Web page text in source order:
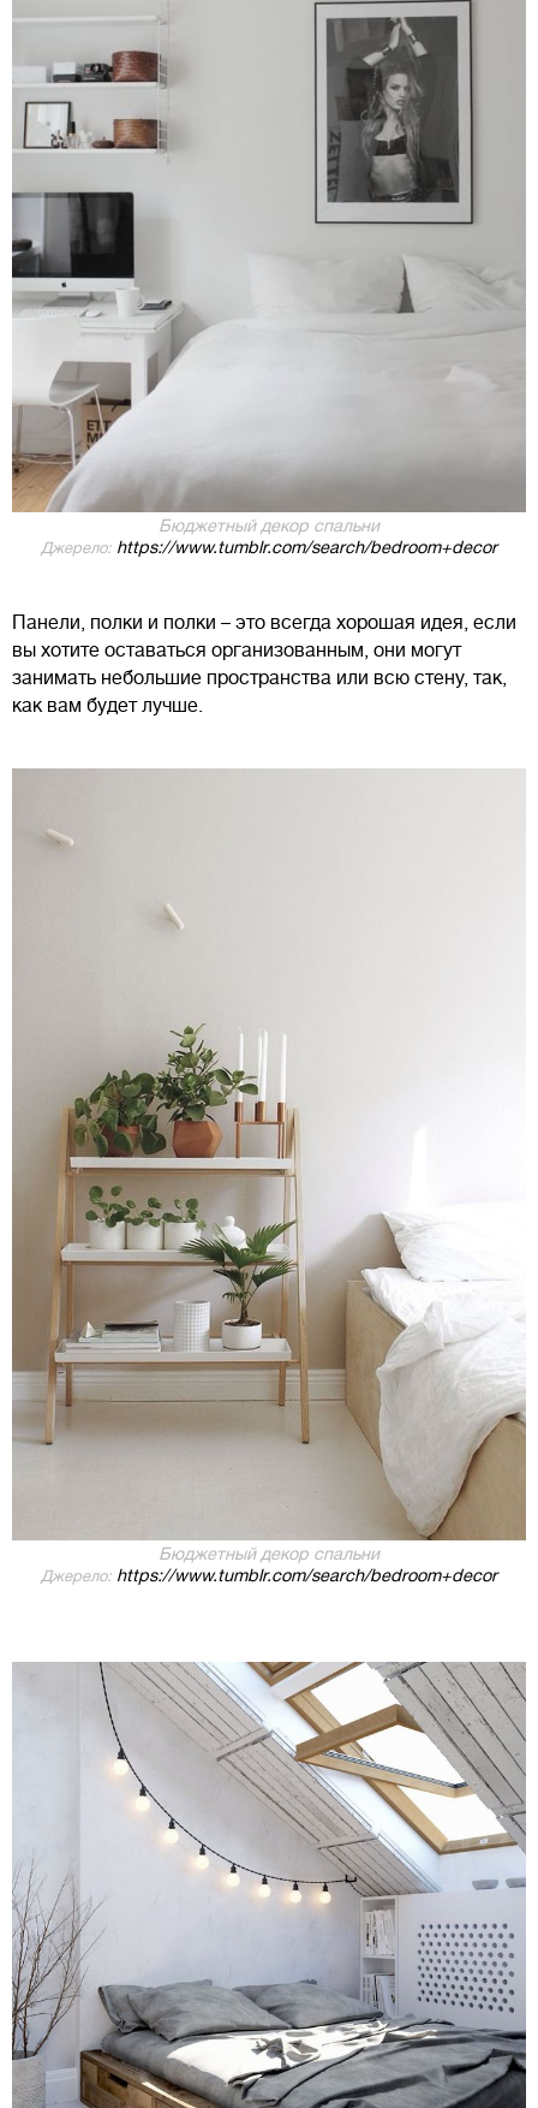
Бюджетный декор спальни
Джерело: https://www.tumblr.com/search/bedroom+decor
Панели, полки и полки – это всегда хорошая идея, если
вы хотите оставаться организованным, они могут
занимать небольшие пространства или всю стену, так,
как вам будет лучше.
Бюджетный декор спальни
Джерело: https://www.tumblr.com/search/bedroom+decor